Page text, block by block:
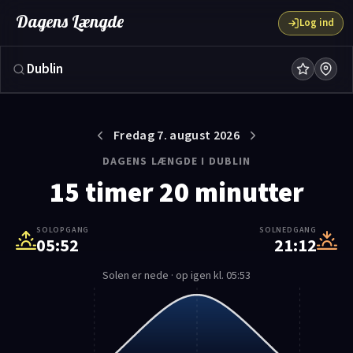
Dagens Længde Log ind
Fredag 7. august 2026
DAGENS LÆNGDE I DUBLIN
15 timer 20 minutter
SOLOPGANG
05:52
SOLNEDGANG
21:12
Solen er nede · op igen kl. 05:53